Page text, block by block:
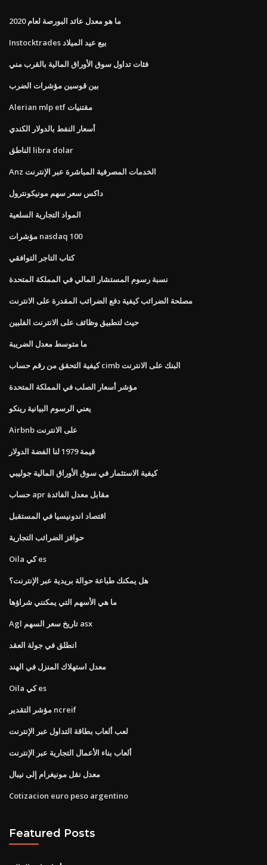
ما هو معدل عائد البورصة لعام 2020
Instocktrades بيع عيد الميلاد
فئات تداول سوق الأوراق المالية بالقرب مني
بين قوسين مؤشرات الضرب
Alerian mlp etf مقتنيات
أسعار النفط بالدولار الكندي
الناطق libra dolar
Anz الخدمات المصرفية المباشرة عبر الإنترنت
داكس سعر سهم مونيكونترول
المواد التجارية السلعية
مؤشرات nasdaq 100
كتاب التاجر التوافقي
نسبة رسوم المستشار المالي في المملكة المتحدة
مصلحة الضرائب كيفية دفع الضرائب المقدرة على الانترنت
حيث لتطبيق وظائف على الانترنت الفلبين
ما متوسط ​​معدل الضريبة
كيفية التحقق من رقم حساب cimb البنك على الانترنت
مؤشر أسعار الصلب في المملكة المتحدة
يعني الرسوم البيانية رينكو
Airbnb على الانترنت
قيمة 1979 لنا الفضة الدولار
كيفية الاستثمار في سوق الأوراق المالية جوليبي
حساب apr مقابل معدل الفائدة
اقتصاد اندونيسيا في المستقبل
حوافز الضرائب التجارية
Oila كي es
هل يمكنك طباعة حوالة بريدية عبر الإنترنت؟
ما هي الأسهم التي يمكنني شراؤها
Agl تاريخ سعر السهم asx
انطلق في جولة العقد
معدل استهلاك المنزل في الهند
Oila كي es
مؤشر التقدير ncreif
لعب ألعاب بطاقة التداول عبر الإنترنت
ألعاب بناء الأعمال التجارية عبر الإنترنت
معدل نقل مونيغرام إلى نيبال
Cotizacion euro peso argentino
Featured Posts